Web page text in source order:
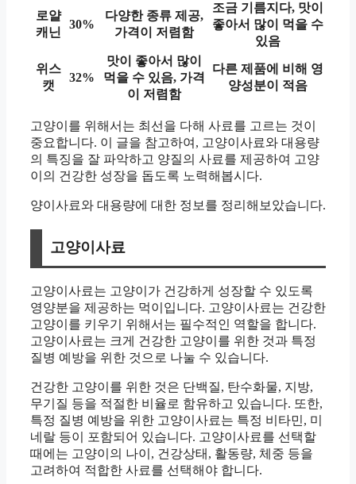
로얄
캐닌
30%
다양한 종류 제공,
가격이 저렴함
조금 기름지다, 맛이
좋아서 많이 먹을 수
있음
위스
캣
32%
맛이 좋아서 많이
먹을 수 있음, 가격
이 저렴함
다른 제품에 비해 영
양성분이 적음
고양이를 위해서는 최선을 다해 사료를 고르는 것이
중요합니다. 이 글을 참고하여, 고양이사료와 대용량
의 특징을 잘 파악하고 양질의 사료를 제공하여 고양
이의 건강한 성장을 돕도록 노력해봅시다.
양이사료와 대용량에 대한 정보를 정리해보았습니다.
고양이사료
고양이사료는 고양이가 건강하게 성장할 수 있도록
영양분을 제공하는 먹이입니다. 고양이사료는 건강한
고양이를 키우기 위해서는 필수적인 역할을 합니다.
고양이사료는 크게 건강한 고양이를 위한 것과 특정
질병 예방을 위한 것으로 나눌 수 있습니다.
건강한 고양이를 위한 것은 단백질, 탄수화물, 지방,
무기질 등을 적절한 비율로 함유하고 있습니다. 또한,
특정 질병 예방을 위한 고양이사료는 특정 비타민, 미
네랄 등이 포함되어 있습니다. 고양이사료를 선택할
때에는 고양이의 나이, 건강상태, 활동량, 체중 등을
고려하여 적합한 사료를 선택해야 합니다.